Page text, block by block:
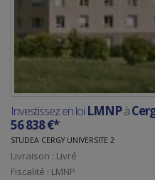
Investissez en loiLMNPà
56 838 €*
STUDEA CERGY UNIVERSITE 2
Livraison : Livré
Fiscalité : LMNP